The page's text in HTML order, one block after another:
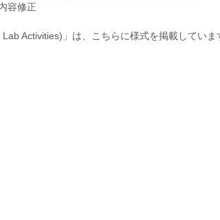
容修正
Activities)」は、こちらに様式を掲載していま